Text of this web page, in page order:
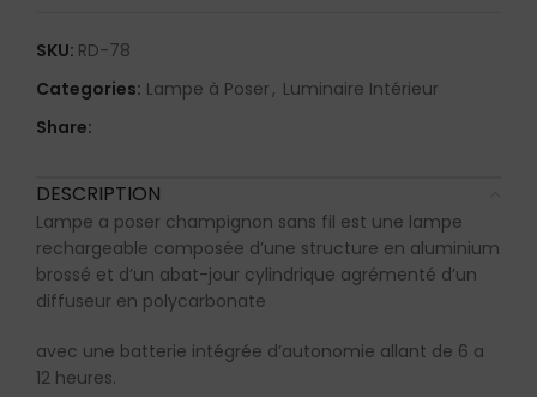
SKU: RD-78
Categories: Lampe à Poser, Luminaire Intérieur
Share:
DESCRIPTION
Lampe a poser champignon sans fil est une lampe
rechargeable composée d’une structure en aluminium
brossé et d’un abat-jour cylindrique agrémenté d’un
diffuseur en polycarbonate
avec une batterie intégrée d’autonomie allant de 6 a
12 heures.